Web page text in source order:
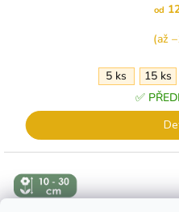
od
(až
5 ks 15 ks
✅
↕️ VÝŠKA 10
- 30 CM